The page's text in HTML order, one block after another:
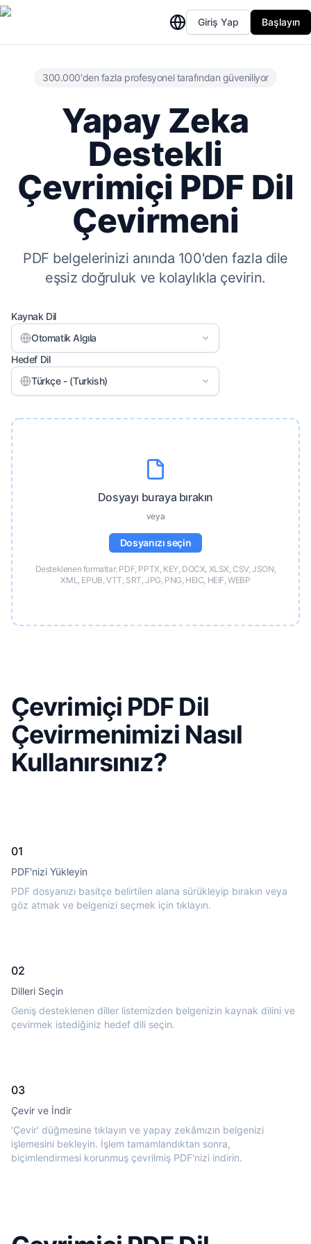
Giriş Yap Başlayın
300.000'den fazla profesyonel tarafından güveniliyor
Yapay Zeka
Destekli
Çevrimiçi PDF Dil
Çevirmeni
PDF belgelerinizi anında 100'den fazla dile
eşsiz doğruluk ve kolaylıkla çevirin.
Kaynak Dil
Otomatik Algıla
Hedef Dil
Türkçe - (Turkish)
Dosyayı buraya bırakın
veya
Dosyanızı seçin
Desteklenen formatlar: PDF, PPTX, KEY, DOCX, XLSX, CSV, JSON,
XML, EPUB, VTT, SRT, JPG, PNG, HEIC, HEIF, WEBP
Çevrimiçi PDF Dil
Çevirmenimizi Nasıl
Kullanırsınız?
01
PDF'nizi Yükleyin
PDF dosyanızı basitçe belirtilen alana sürükleyip bırakın veya
göz atmak ve belgenizi seçmek için tıklayın.
02
Dilleri Seçin
Geniş desteklenen diller listemizden belgenizin kaynak dilini ve
çevirmek istediğiniz hedef dili seçin.
03
Çevir ve İndir
'Çevir' düğmesine tıklayın ve yapay zekâmızın belgenizi
işlemesini bekleyin. İşlem tamamlandıktan sonra,
biçimlendirmesi korunmuş çevrilmiş PDF'nizi indirin.